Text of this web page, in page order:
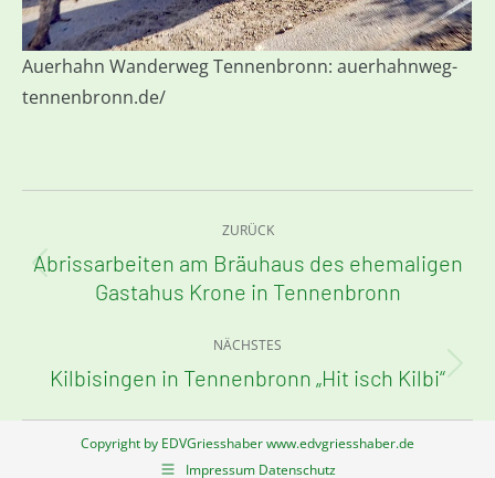
Auerhahn Wanderweg Tennenbronn: auerhahnweg-
tennenbronn.de/
ZURÜCK
Vorheriger
Beitrag:
Abrissarbeiten am Bräuhaus des ehemaligen
Gastahus Krone in Tennenbronn
NÄCHSTES
Nächster
Kilbisingen in Tennenbronn „Hit isch Kilbi“
Copyright by EDVGriesshaber www.edvgriesshaber.de
Impressum Datenschutz